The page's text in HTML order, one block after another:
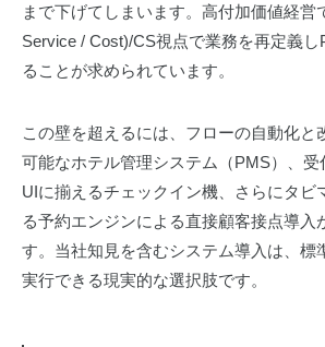
まで下げてしまいます。高付加価値経営
Service / Cost)/CS視点で業務を再定義
ることが求められています。
この壁を超えるには、フローの自動化と
可能なホテル管理システム（PMS）、
UIに揃えるチェックイン機、さらにタビ
る予約エンジンによる直接顧客接点導入
す。当社知見を含むシステム導入は、標
実行できる現実的な選択肢です。